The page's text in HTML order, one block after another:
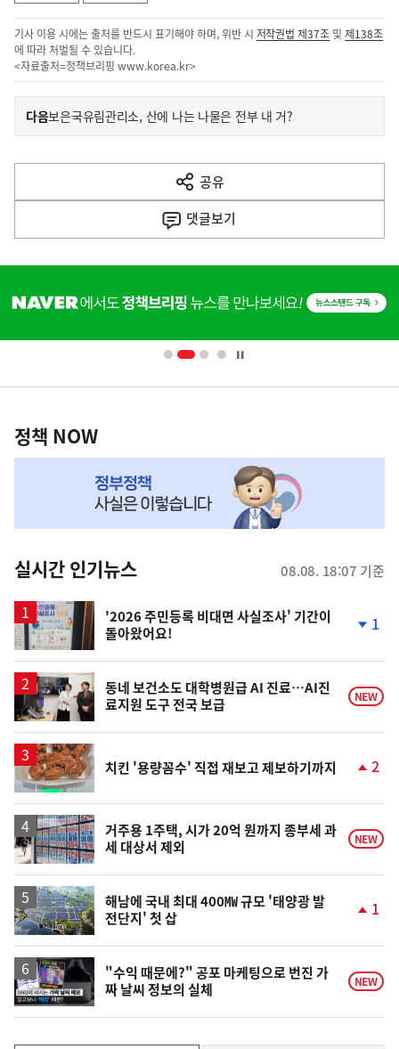
기사 이용 시에는 출처를 반드시 표기해야 하며, 위반 시 저작권법 제37조 및제138조
에 따라 처벌될 수 있습니다.
<자료출처=정책브리핑 www.korea.kr>
이
전
다
음
다음기
사
보은국유림관리소, 산에 나는 나물은 전부 내 거?
공유
열
기
댓글보기
단
영
책
NOW,
뉴
스
정책 NOW
실시간 인기뉴스 08.08. 18:07 기준
'2026 주민등록 비대면 사실조사' 기간이
돌아왔어요!
하
락
1
동네 보건소도 대학병원급 AI 진료…AI진
료지원 도구 전국 보급
NEW
치킨 '용량꼼수' 직접 재보고 제보하기까지
상
승
2
거주용 1주택, 시가 20억 원까지 종부세 과
세 대상서 제외
NEW
해남에 국내 최대 400㎿ 규모 '태양광 발
전단지' 첫 삽
상
승
1
영
상
"수익 때문에?" 공포 마케팅으로 번진 가
짜 날씨 정보의 실체
NEW